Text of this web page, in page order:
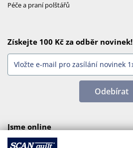
Péče a praní polštářů
Získejte 100 Kč za odběr novinek!
Odebírat
Jsme online